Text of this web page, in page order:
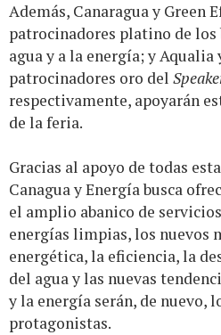
Además, Canaragua y Green
patrocinadores platino de los
agua y a la energía; y Aqualia
patrocinadores oro del
respectivamente, apoyarán
de la feria.
Gracias al apoyo de todas
Canagua y Energía busca
el amplio abanico de
energías limpias, los nuevos
energética, la eficiencia, la
del agua y las nuevas
y la energía serán, de nuevo,
protagonistas.